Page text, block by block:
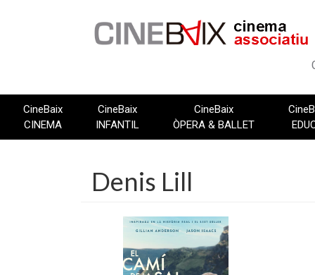
CineBaix
CINEMA
CineBaix
INFANTIL
CineBaix
ÒPERA & BALLET
Denis Lill